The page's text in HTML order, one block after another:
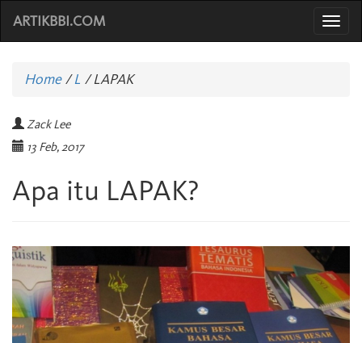
ARTIKBBI.COM
Home/L /LAPAK
Zack Lee
13 Feb, 2017
Apa itu LAPAK?